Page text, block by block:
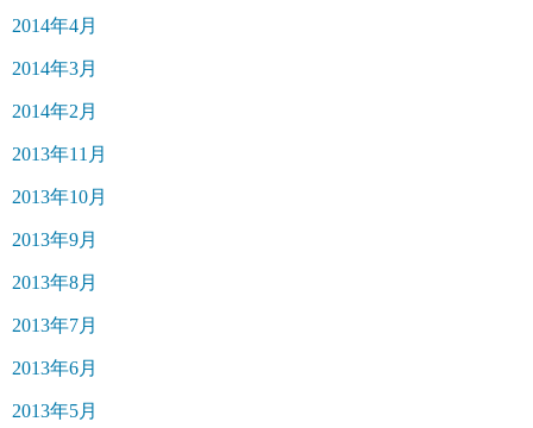
2014年4月
2014年3月
2014年2月
2013年11月
2013年10月
2013年9月
2013年8月
2013年7月
2013年6月
2013年5月